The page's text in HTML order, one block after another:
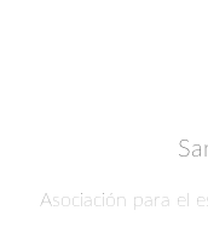
Asociación para el